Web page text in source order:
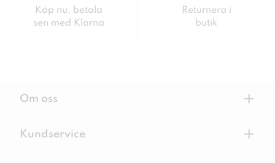
Köp nu, betala
sen med Klarna
Returnera i
butik
Om oss +
Kundservice +